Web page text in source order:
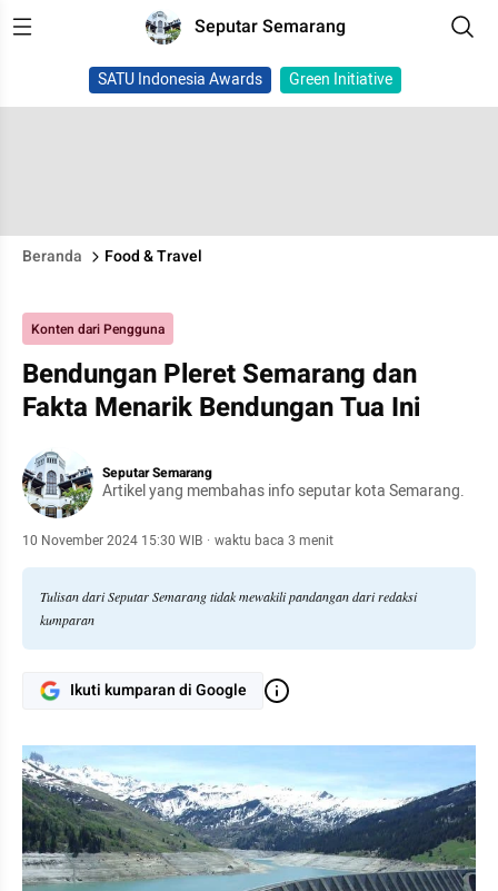
Seputar Semarang
SATU Indonesia Awards Green Initiative
Beranda Food & Travel
Konten dari Pengguna
Bendungan Pleret Semarang dan
Fakta Menarik Bendungan Tua Ini
Seputar Semarang
Artikel yang membahas info seputar kota Semarang.
10 November 2024 15:30 WIB · waktu baca 3 menit
Tulisan dari Seputar Semarang tidak mewakili pandangan dari redaksi
kumparan
Ikuti kumparan di Google